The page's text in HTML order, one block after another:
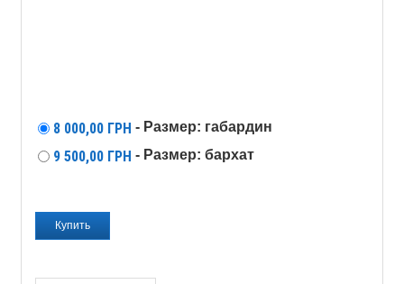
8 000,00 ГРН - Размер: габардин
9 500,00 ГРН - Размер: бархат